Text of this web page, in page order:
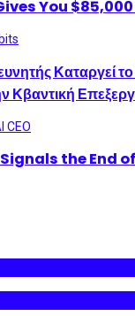
You $85,000
Καταργεί το
Κβαντική
the End